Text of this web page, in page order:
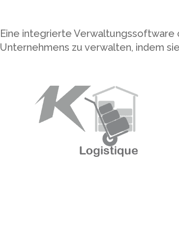
Eine integrierte Verwaltungssoftware
Unternehmens zu verwalten, indem